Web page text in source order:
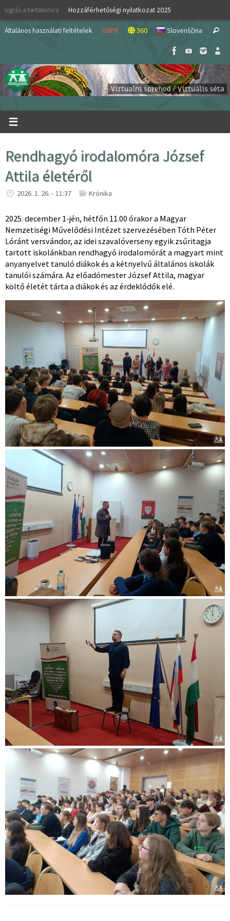
Skip
content
Ugrás a tartalomra Hozzáférhetőségi nyilatkozat 2025
Általános használati feltételek GDPR 360 Slovenščina Search
Rendhagyó irodalomóra József
Attila életéről
2026. 1. 26. - 11:37 Krónika
2025. december 1-jén, hétfőn 11.00 órakor a Magyar
Nemzetiségi Művelődési Intézet szervezésében Tóth Péter
Lóránt versvándor, az idei szavalóverseny egyik zsűritagja
tartott iskolánkban rendhagyó irodalomórát a magyart mint
anyanyelvet tanuló diákok és a kétnyelvű általános iskolák
tanulói számára. Az előadómester József Attila, magyar
költő életét tárta a diákok és az érdeklődők elé.